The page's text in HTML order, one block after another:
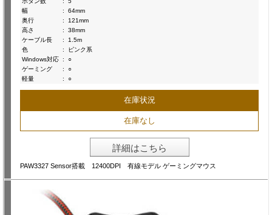
幅
:
64mm
奥行
:
121mm
高さ
:
38mm
ケーブル長
:
1.5m
色
:
ピンク系
Windows対応 :
○
ゲーミング
:
○
軽量
: ○
在庫状況
在庫なし
詳細はこちら
PAW3327 Sensor搭載 12400DPI 有線モデル ゲーミングマウス